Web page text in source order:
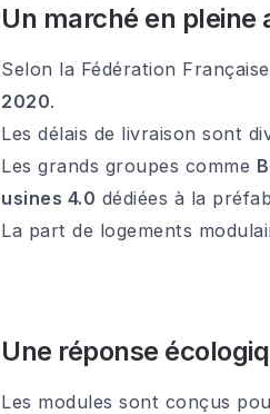
Un marché en pleine
Selon la Fédération
2020.
Les délais de livraison sont
Les grands groupes comme
usines 4.0 dédiées à la
La part de logements
Une réponse
Les modules sont conçus